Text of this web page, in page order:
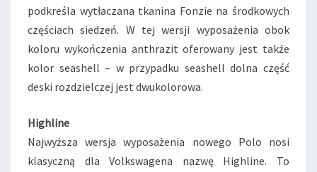
podkreśla wytłaczana tkanina Fonzie na środkowych
częściach siedzeń. W tej wersji wyposażenia obok
koloru wykończenia anthrazit oferowany jest także
kolor seashell – w przypadku seashell dolna część
deski rozdzielczej jest dwukolorowa.
Highline
Najwyższa wersja wyposażenia nowego Polo nosi
klasyczną dla Volkswagena nazwę Highline. To